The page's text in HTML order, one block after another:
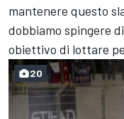
mantenere questo
dobbiamo spingere
obiettivo di lottare
20